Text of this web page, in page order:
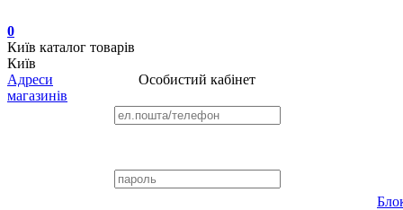
0
Київ каталог товарів
Київ
Адреси
магазинів
Особистий кабінет